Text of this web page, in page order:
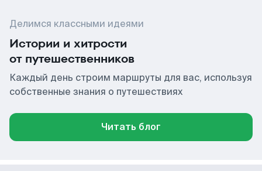
Делимся классными идеями
Истории и хитрости
от путешественников
Каждый день строим маршруты для вас, используя
собственные знания о путешествиях
Читать блог